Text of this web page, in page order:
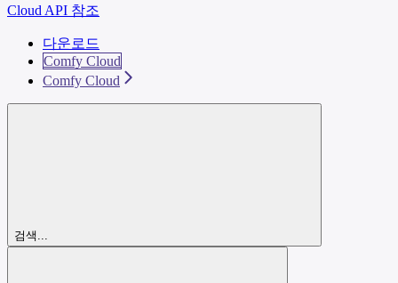
Cloud API 참조
다운로드
Comfy Cloud
Comfy Cloud
검색...